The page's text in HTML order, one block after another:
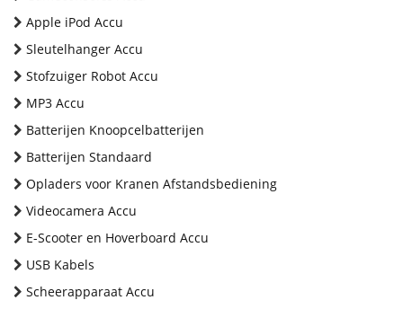
Apple iPod Accu
Sleutelhanger Accu
Stofzuiger Robot Accu
MP3 Accu
Batterijen Knoopcelbatterijen
Batterijen Standaard
Opladers voor Kranen Afstandsbediening
Videocamera Accu
E-Scooter en Hoverboard Accu
USB Kabels
Scheerapparaat Accu